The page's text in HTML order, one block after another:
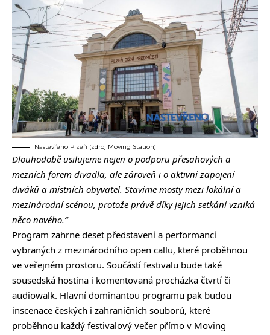
Nastevřeno Plzeň (zdroj Moving Station)
Dlouhodobě usilujeme nejen o podporu přesahových a
mezních forem divadla, ale zároveň i o aktivní zapojení
diváků a místních obyvatel. Stavíme mosty mezi lokální a
mezinárodní scénou, protože právě díky jejich setkání vzniká
něco nového.“
Program zahrne deset představení a performancí
vybraných z mezinárodního open callu, které proběhnou
ve veřejném prostoru. Součástí festivalu bude také
sousedská hostina i komentovaná procházka čtvrtí či
audiowalk. Hlavní dominantou programu pak budou
inscenace českých i zahraničních souborů, které
proběhnou každý festivalový večer přímo v Moving